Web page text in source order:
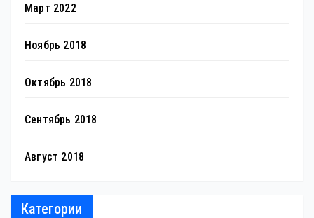
Март 2022
Ноябрь 2018
Октябрь 2018
Сентябрь 2018
Август 2018
Категории